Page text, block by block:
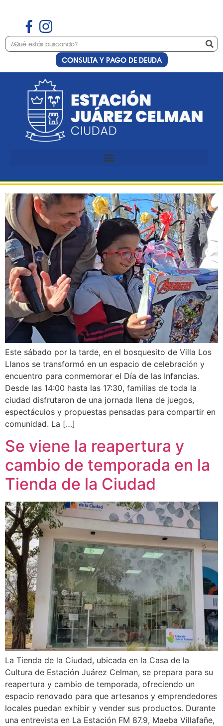
CONSULTA Y PAGO DE DEUDA
Etiqueta:dr fabian
reschia
Celebración del Día de las
Este sábado por la tarde, en el bosquesito de Villa Los
Llanos se transformó en un espacio de celebración y
encuentro para conmemorar el Día de las Infancias.
Desde las 14:00 hasta las 17:30, familias de toda la
ciudad disfrutaron de una jornada llena de juegos,
espectáculos y propuestas pensadas para compartir en
comunidad. La […]
Se viene la reapertura y
cambio de temporada en la
Tienda de la Ciudad
La Tienda de la Ciudad, ubicada en la Casa de la
Cultura de Estación Juárez Celman, se prepara para su
reapertura y cambio de temporada, ofreciendo un
espacio renovado para que artesanos y emprendedores
locales puedan exhibir y vender sus productos. Durante
una entrevista en La Estación FM 87.9, Maeba Villafañe,